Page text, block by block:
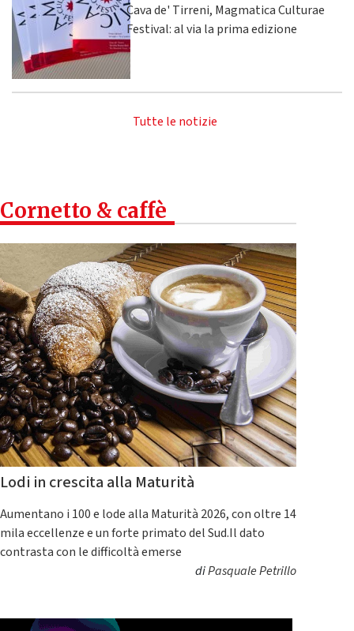
Cava de' Tirreni, Magmatica Culturae
Festival: al via la prima edizione
Tutte le notizie
Cornetto & caffè
Lodi in crescita alla Maturità
Aumentano i 100 e lode alla Maturità 2026, con oltre 14
mila eccellenze e un forte primato del Sud.Il dato
contrasta con le difficoltà emerse
diPasquale Petrillo